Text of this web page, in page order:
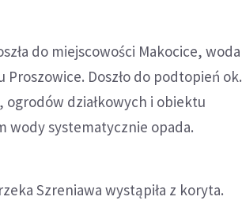
do miejscowości Makocice, woda
Proszowice. Doszło do podtopień ok.
ogrodów działkowych i obiektu
wody systematycznie opada.
Szreniawa wystąpiła z koryta.